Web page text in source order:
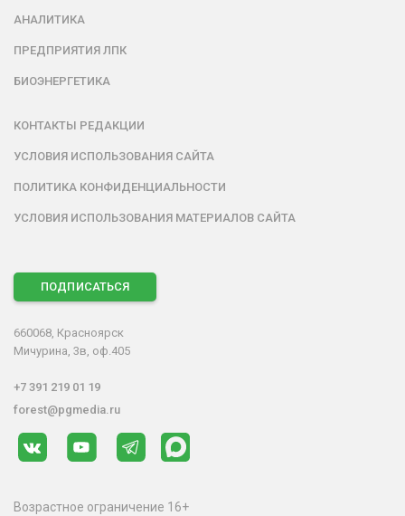
АНАЛИТИКА
ПРЕДПРИЯТИЯ ЛПК
БИОЭНЕРГЕТИКА
КОНТАКТЫ РЕДАКЦИИ
УСЛОВИЯ ИСПОЛЬЗОВАНИЯ САЙТА
ПОЛИТИКА КОНФИДЕНЦИАЛЬНОСТИ
УСЛОВИЯ ИСПОЛЬЗОВАНИЯ МАТЕРИАЛОВ САЙТА
ПОДПИСАТЬСЯ
660068, Красноярск
Мичурина, 3в, оф.405
+7 391 219 01 19
forest@pgmedia.ru
Возрастное ограничение 16+